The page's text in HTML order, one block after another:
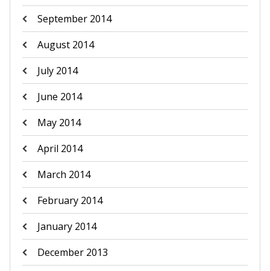
September 2014
August 2014
July 2014
June 2014
May 2014
April 2014
March 2014
February 2014
January 2014
December 2013